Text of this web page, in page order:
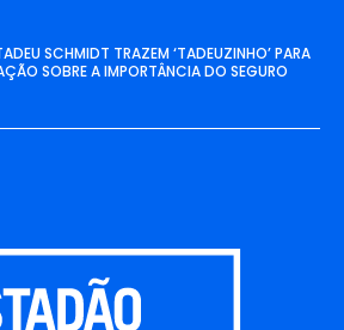
SCHMIDT TRAZEM ‘TADEUZINHO’ PARA
SOBRE A IMPORTÂNCIA DO SEGURO